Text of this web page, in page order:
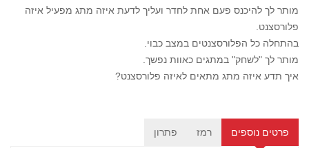
מותר לך להיכנס פעם אחת לחדר ועליך לדעת איזה מתג מפעיל איזה
פלורסצנט.
בהתחלה כל הפלורסצנטים במצב כבוי.
מותר לך "לשחק" במתגים כאוות נפשך.
איך תדע איזה מתג מתאים לאיזה פלורסצנט?
פרטים נוספים רמז פתרון